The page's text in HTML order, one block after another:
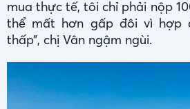
mua thực tế, tôi chỉ phải nộp
thể mất hơn gấp đôi vì hợp
thấp”, chị Vân ngậm ngùi.